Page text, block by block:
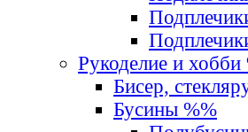
Рукоделие и хобби
Бисер,
Бусины %%